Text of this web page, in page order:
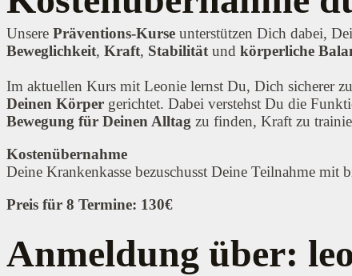
Unsere Präventions-Kurse unterstützen Dich dabei,
Beweglichkeit, Kraft, Stabilitätund körperliche
Im aktuellen Kurs mit Leonie lernst Du, Dich sicherer
Deinen Körper gerichtet. Dabei verstehst Du die
Bewegung für Deinen Alltag zu finden, Kraft zu
Kostenübernahme
Deine Krankenkasse bezuschusst Deine Teilnahme mit
Preis für 8 Termine: 130€
Anmeldung über: